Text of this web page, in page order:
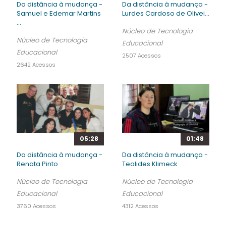
Da distância à mudança -
Samuel e Edemar Martins
...
Núcleo de Tecnologia
Educacional
2642 Acessos
Da distância à mudança -
Lurdes Cardoso de Olivei...
Núcleo de Tecnologia
Educacional
2507 Acessos
05:28
Da distância à mudança -
Renata Pinto
Núcleo de Tecnologia
Educacional
3760 Acessos
01:48
Da distância à mudança -
Teolides Klimeck
Núcleo de Tecnologia
Educacional
4312 Acessos